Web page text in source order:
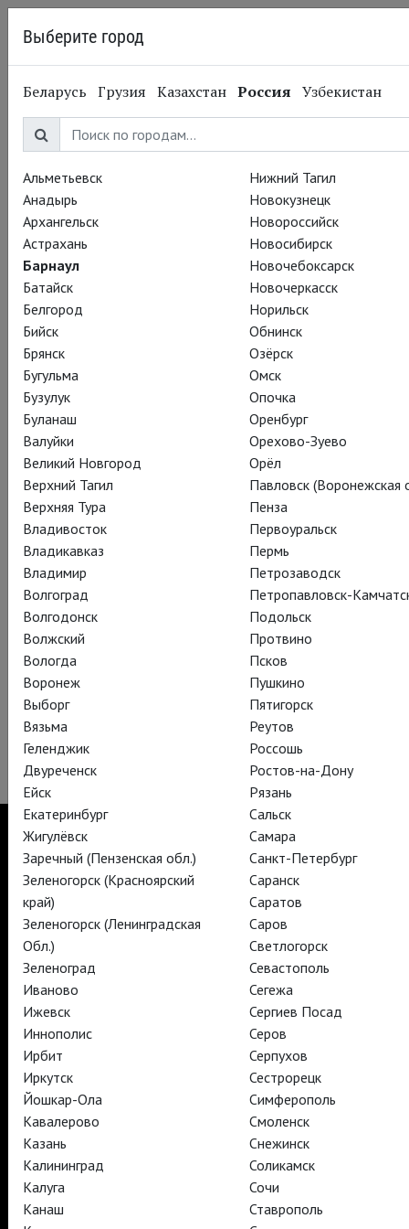
05.08.2013 Глобус
Globe on Screen: Анонс
сезона 2013-2014
Представляем проект Globe On Screen, серию показов
спектаклей Шекспировского театра «Глобус» на экранах
кинотеатров. В сезоне 2013-2014 российские зрители
смогут увидеть 6 постановок, в том числе«Двенадцатую
ночь»со Стивеном Фраем, «Доктора Фауста»
Дарвиллом и
с Джейми Паркером.
Подробное расписание будет объявлено дополнительно.
Следите за новостями.
TheatreHD
TheatreHD Опера
TheatreHD Балет в кино
АРТ-ЛЕКТОРИЙ В КИНО
TheatreHD
TheatreHD
TheatreHD Опера
TheatreHD Балет в кино
АРТ-ЛЕКТОРИЙ В КИНО
TheatreHD
Выберите город
Беларусь Грузия Казахстан Россия Узбекистан
Альметьевск
Анадырь
Архангельск
Астрахань
Барнаул
Батайск
Белгород
Бийск
Брянск
Бугульма
Бузулук
Буланаш
Валуйки
Великий Новгород
Верхний Тагил
Верхняя Тура
Владивосток
Владикавказ
Владимир
Волгоград
Волгодонск
Волжский
Вологда
Воронеж
Выборг
Вязьма
Геленджик
Двуреченск
Ейск
Екатеринбург
Жигулёвск
Заречный (Пензенская обл.)
Зеленогорск (Красноярский
край)
Зеленогорск (Ленинградская
Обл.)
Зеленоград
Иваново
Ижевск
Иннополис
Ирбит
Иркутск
Йошкар-Ола
Кавалерово
Казань
Калининград
Калуга
Канаш
Нижний Тагил
Новокузнецк
Новороссийск
Новосибирск
Новочебоксарск
Новочеркасск
Норильск
Обнинск
Озёрск
Омск
Опочка
Оренбург
Орехово-Зуево
Орёл
Павловск (Воронежская
Пенза
Первоуральск
Пермь
Петрозаводск
Петропавловск-
Подольск
Протвино
Псков
Пушкино
Пятигорск
Реутов
Россошь
Ростов-на-Дону
Рязань
Сальск
Самара
Санкт-Петербург
Саранск
Саратов
Саров
Светлогорск
Севастополь
Сегежа
Сергиев Посад
Серов
Серпухов
Сестрорецк
Симферополь
Смоленск
Снежинск
Соликамск
Сочи
Ставрополь